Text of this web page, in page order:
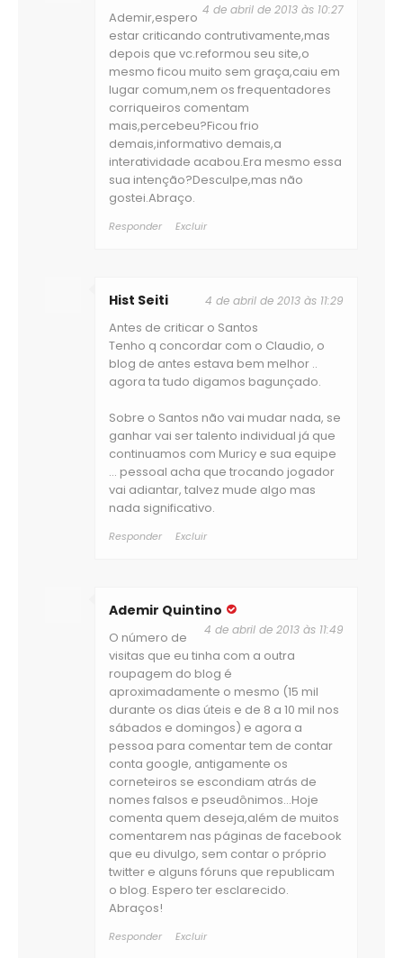
4 de abril de 2013 às 10:27
Ademir,espero
estar criticando contrutivamente,mas
depois que vc.reformou seu site,o
mesmo ficou muito sem graça,caiu em
lugar comum,nem os frequentadores
corriqueiros comentam
mais,percebeu?Ficou frio
demais,informativo demais,a
interatividade acabou.Era mesmo essa
sua intenção?Desculpe,mas não
gostei.Abraço.
Responder Excluir
Hist Seiti 4 de abril de 2013 às 11:29
Antes de criticar o Santos
Tenho q concordar com o Claudio, o
blog de antes estava bem melhor ..
agora ta tudo digamos bagunçado.
Sobre o Santos não vai mudar nada, se
ganhar vai ser talento individual já que
continuamos com Muricy e sua equipe
... pessoal acha que trocando jogador
vai adiantar, talvez mude algo mas
nada significativo.
Responder Excluir
Ademir Quintino
4 de abril de 2013 às 11:49
O número de
visitas que eu tinha com a outra
roupagem do blog é
aproximadamente o mesmo (15 mil
durante os dias úteis e de 8 a 10 mil nos
sábados e domingos) e agora a
pessoa para comentar tem de contar
conta google, antigamente os
corneteiros se escondiam atrás de
nomes falsos e pseudônimos...Hoje
comenta quem deseja,além de muitos
comentarem nas páginas de facebook
que eu divulgo, sem contar o próprio
twitter e alguns fóruns que republicam
o blog. Espero ter esclarecido.
Abraços!
Responder Excluir